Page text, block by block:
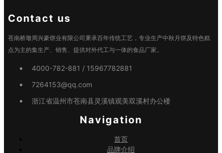
Contact us
苍南桥墩周兴豪饼业有限公司秉承百年传统工艺，专业生产中秋月饼及特色糕
点为主的集生产、销售、提供对外代工与一体的食品厂家。
4000-782-881 / 15967782881
7264153@qq.com
浙江省温州市苍南县灵溪镇观美双溪村办公楼
Navigation
首页
品牌介绍